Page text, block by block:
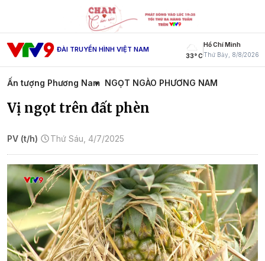
ĐÀI TRUYỀN HÌNH VIỆT NAM
33° C
Hồ Chí Minh
Thứ Bảy, 8/8/2026
Ấn tượng Phương Nam NGỌT NGÀO PHƯƠNG NAM
Vị ngọt trên đất phèn
PV (t/h) Thứ Sáu, 4/7/2025